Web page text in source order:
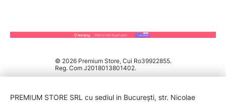
© 2026 Premium Store, Cui Ro39922855.
Reg. Com J2018013801402.
PREMIUM STORE SRL cu sediul in București, str. Nicolae